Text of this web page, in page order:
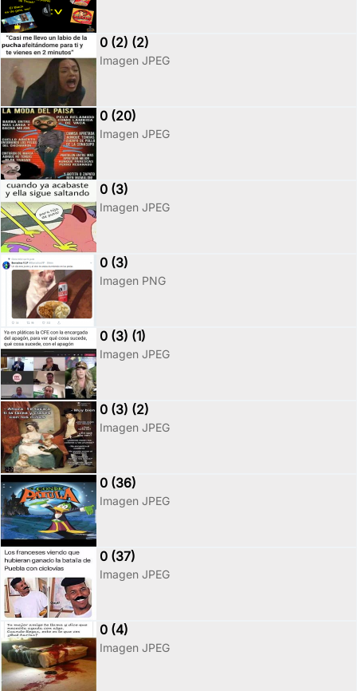
0 (2) (2)
Imagen JPEG
0 (20)
Imagen JPEG
0 (3)
Imagen JPEG
0 (3)
Imagen PNG
0 (3) (1)
Imagen JPEG
0 (3) (2)
Imagen JPEG
0 (36)
Imagen JPEG
0 (37)
Imagen JPEG
0 (4)
Imagen JPEG